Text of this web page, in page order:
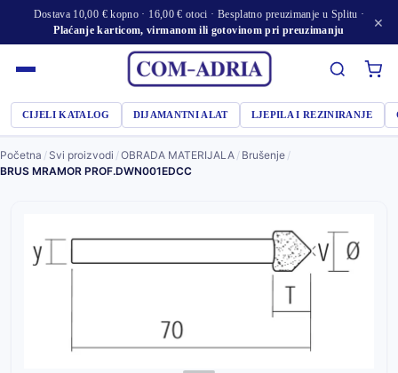
Dostava 10,00 € kopno · 16,00 € otoci · Besplatno preuzimanje u Splitu ·
Plaćanje karticom, virmanom ili gotovinom pri preuzimanju
×
CIJELI KATALOG DIJAMANTNI ALAT LJEPILA I REZINIRANJE
Početna / Svi proizvodi /OBRADA MATERIJALA / Brušenje /
BRUS MRAMOR PROF.DWN001EDCC